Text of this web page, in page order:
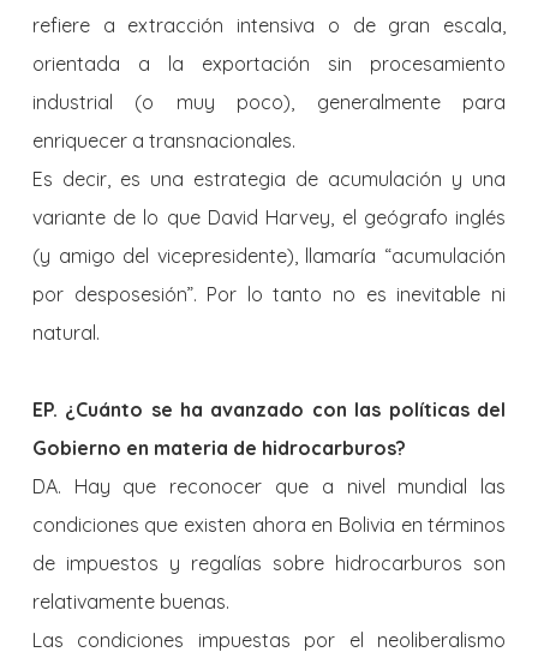
refiere a extracción intensiva o de gran escala,
orientada a la exportación sin procesamiento
industrial (o muy poco), generalmente para
enriquecer a transnacionales.
Es decir, es una estrategia de acumulación y una
variante de lo que David Harvey, el geógrafo inglés
(y amigo del vicepresidente), llamaría “acumulación
por desposesión”. Por lo tanto no es inevitable ni
natural.
EP. ¿Cuánto se ha avanzado con las políticas del
Gobierno en materia de hidrocarburos?
DA. Hay que reconocer que a nivel mundial las
condiciones que existen ahora en Bolivia en términos
de impuestos y regalías sobre hidrocarburos son
relativamente buenas.
Las condiciones impuestas por el neoliberalismo